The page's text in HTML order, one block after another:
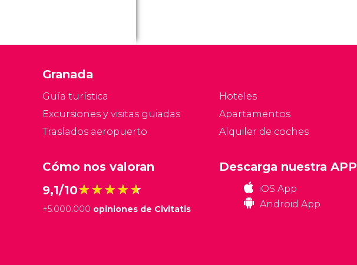
Granada
Guía turística
Excursiones y visitas guiadas
Traslados aeropuerto
Hoteles
Apartamentos
Alquiler de coches
Cómo nos valoran
9,1/10★★★★★
★★★★★
+5.000.000 opiniones de Civitatis
Descarga nuestra APP
iOS App
Android App